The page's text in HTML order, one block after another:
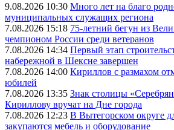
9.08.2026 10:30 Много лет на благо
муниципальных служащих региона
7.08.2026 15:18 75-летний бегун из
чемпионом России среди ветеранов
7.08.2026 14:34 Первый этап
набережной в Шексне завершен
7.08.2026 14:00 Кириллов с размахом
юбилей
7.08.2026 13:35 Знак столицы
Кириллову вручат на Дне города
7.08.2026 12:23 В Вытегорском округе
закупаются мебель и оборудование